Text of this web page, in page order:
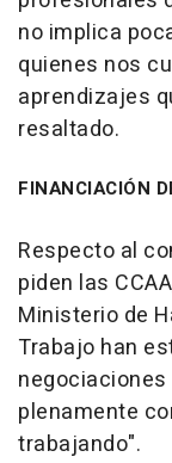
no implica
quienes nos
aprendizajes
resaltado.
FINANCIACIÓN
Respecto al
piden las
Ministerio de
Trabajo han
negociaciones
plenamente
trabajando".